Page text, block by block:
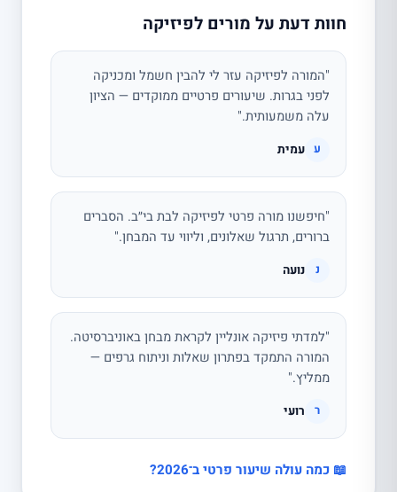
חוות דעת על מורים לפיזיקה
"המורה לפיזיקה עזר לי להבין חשמל ומכניקה
לפני בגרות. שיעורים פרטיים ממוקדים — הציון
עלה משמעותית."
ע עמית
"חיפשנו מורה פרטי לפיזיקה לבת בי״ב. הסברים
ברורים, תרגול שאלונים, וליווי עד המבחן."
נ נועה
"למדתי פיזיקה אונליין לקראת מבחן באוניברסיטה.
המורה התמקד בפתרון שאלות וניתוח גרפים —
ממליץ."
ר רועי
📖 כמה עולה שיעור פרטי ב־2026?